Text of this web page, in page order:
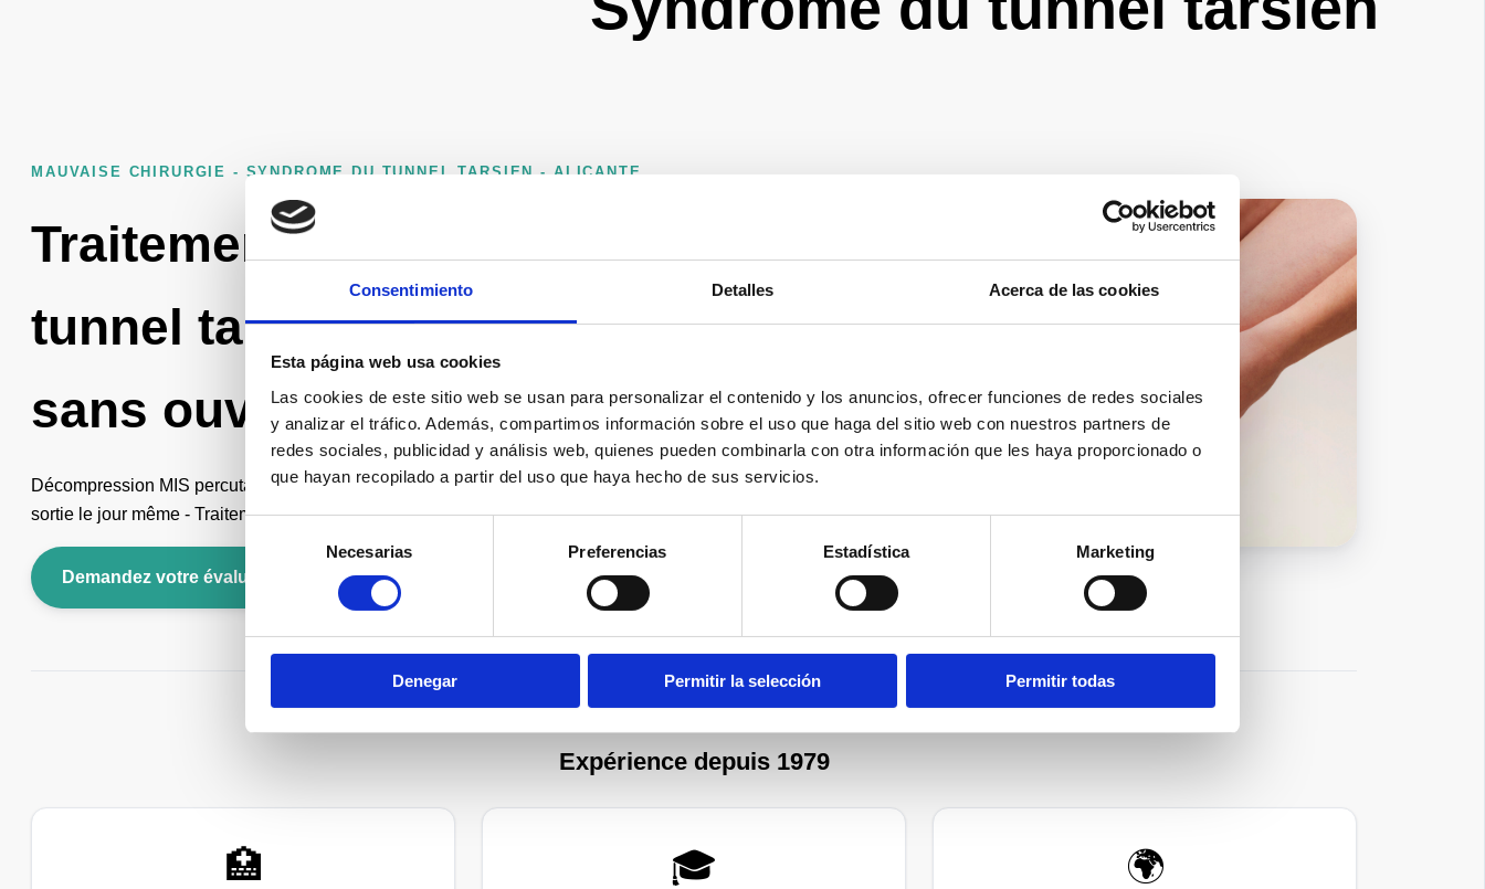
Consentimiento Detalles Acerca de las cookies
Esta página web usa cookies
Las cookies de este sitio web se usan para personalizar el contenido y los anuncios, ofrecer funciones de redes sociales
y analizar el tráfico. Además, compartimos información sobre el uso que haga del sitio web con nuestros partners de
redes sociales, publicidad y análisis web, quienes pueden combinarla con otra información que les haya proporcionado o
que hayan recopilado a partir del uso que haya hecho de sus servicios.
consentimiento
Necesarias Preferencias Estadística Marketing
Denegar Permitir la selección Permitir todas
MAUVAISE CHIRURGIE - SYNDROME DU TUNNEL TARSIEN - ALICANTE
Traitement du syndrome du
tunnel tarsien : libérer le nerf
sans ouvrir la cheville
Décompression MIS percutanée du nerf tibial postérieur - Anesthésie locale, pas de plâtre,
sortie le jour même - Traitement depuis 1979 des neuropathies du pied à Alicante.
Demandez votre évaluation gratuite Appelez-nous : +34 965 921 156
Expérience depuis 1979
🏥 🎓 🌍